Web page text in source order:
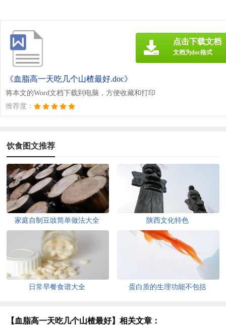
《血脂高一天吃几个山楂最好.doc》
将本文的Word文档下载到电脑，方便收藏和打印
推荐度：
点击下载文档
文档为doc格式
饮食图文推荐
家庭自制豆豉简单做法大全 陕西文化特色
日常早餐食谱大全 蛋白质的生理功能不包括
【血脂高一天吃几个山楂最好】相关文章：